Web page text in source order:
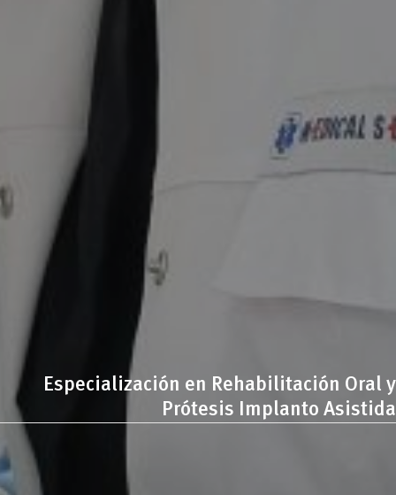
Especialización en Rehabilitación Oral y
Prótesis Implanto Asistida